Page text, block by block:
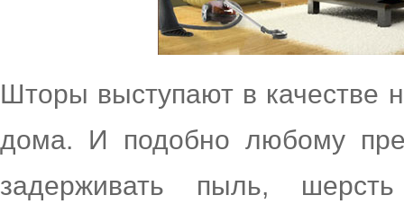
Шторы выступают в качестве
дома. И подобно любому
задерживать пыль,